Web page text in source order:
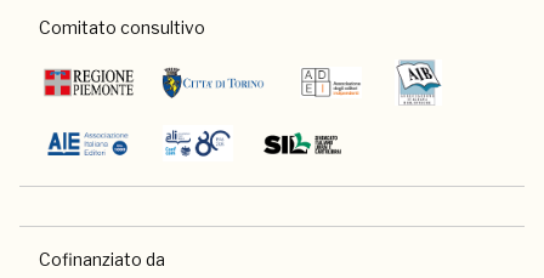
Comitato consultivo
Cofinanziato da